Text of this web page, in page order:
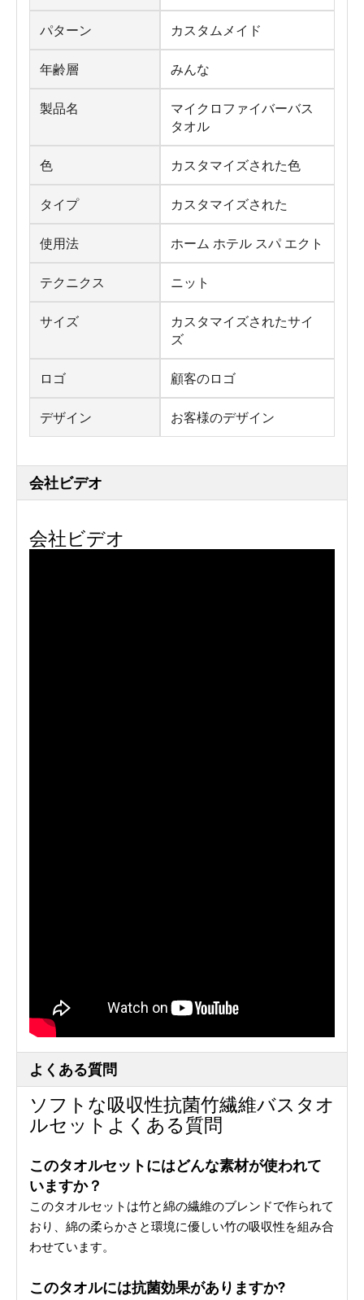
パターン カスタムメイド
年齢層 みんな
製品名
マイクロファイバーバス
タオル
色 カスタマイズされた色
タイプ カスタマイズされた
使用法 ホーム ホテル スパ エクト
テクニクス ニット
サイズ
カスタマイズされたサイ
ズ
ロゴ 顧客のロゴ
デザイン お客様のデザイン
会社ビデオ
会社ビデオ
よくある質問
ソフトな吸収性抗菌竹繊維バスタオ
ルセットよくある質問
このタオルセットにはどんな素材が使われて
いますか？
このタオルセットは竹と綿の繊維のブレンドで作られて
おり、綿の柔らかさと環境に優しい竹の吸収性を組み合
わせています。
このタオルには抗菌効果がありますか?